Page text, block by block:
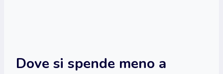
Dove si spende meno a